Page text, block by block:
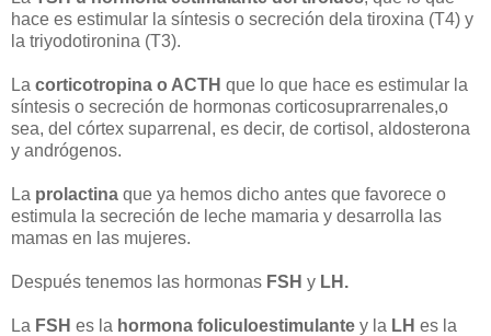
hace es estimular la síntesis o secreción dela tiroxina (T4) y
la triyodotironina (T3).
La corticotropina o ACTH que lo que hace es estimular la
síntesis o secreción de hormonas corticosuprarrenales,o
sea, del córtex suparrenal, es decir, de cortisol, aldosterona
y andrógenos.
La prolactina que ya hemos dicho antes que favorece o
estimula la secreción de leche mamaria y desarrolla las
mamas en las mujeres.
Después tenemos las hormonas FSH y LH.
La FSH es la hormona foliculoestimulante y la LH es la